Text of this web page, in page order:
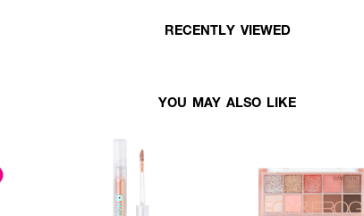
RECENTLY VIEWED
YOU MAY ALSO LIKE